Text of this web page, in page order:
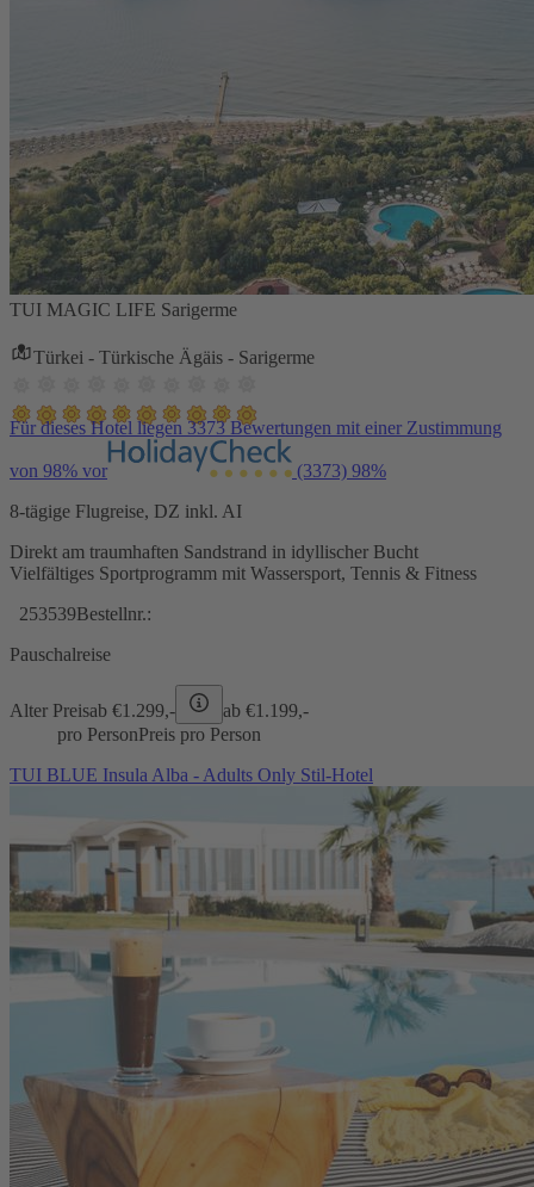
TUI MAGIC LIFE Sarigerme
Türkei - Türkische Ägäis - Sarigerme
Für dieses Hotel liegen 3373 Bewertungen mit einer Zustimmung
von 98% vor (3373) 98%
8-tägige Flugreise, DZ inkl. AI
Direkt am traumhaften Sandstrand in idyllischer Bucht
Vielfältiges Sportprogramm mit Wassersport, Tennis & Fitness
253539Bestellnr.:
Pauschalreise
Alter Preisab €1.299,- ab €1.199,-
pro PersonPreis pro Person
TUI BLUE Insula Alba - Adults Only Stil-Hotel